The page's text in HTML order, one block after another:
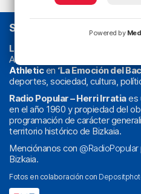
SOBRE NOSOTROS
La radio sin cadenas
Actualidad y
Athleticen‘La Emoción del
deportes, sociedad, cultura,
Radio Popular – Herri Irratiaes
en el año 1960 y propiedad del
programación de carácter
territorio histórico de Bizkaia.
Menciónanos con @RadioPopular
Bizkaia.
Fotos en colaboración con
Powered by